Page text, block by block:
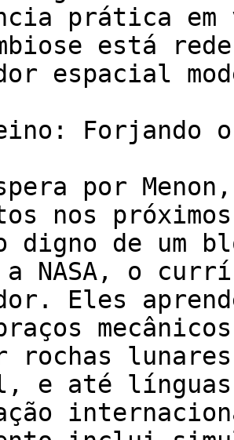
prática
está
espacial
Forjando
por
nos
digno de um
a NASA, o
Eles
rochas
e até